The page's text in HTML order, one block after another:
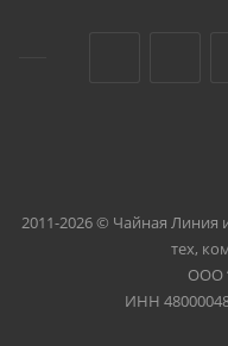
2011-2026 © Чайная Линия
тех,
ООО
ИНН